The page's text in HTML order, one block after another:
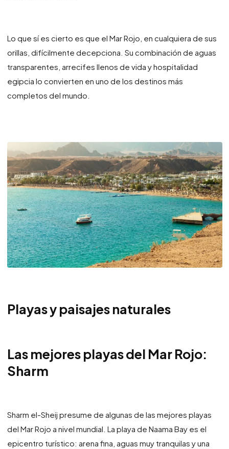
Lo que sí es cierto es que el Mar Rojo, en cualquiera de sus
orillas, difícilmente decepciona. Su combinación de aguas
transparentes, arrecifes llenos de vida y hospitalidad
egipcia lo convierten en uno de los destinos más
completos del mundo.
Playas y paisajes naturales
Las mejores playas del Mar Rojo:
Sharm
Sharm el-Sheij presume de algunas de las mejores playas
del Mar Rojo a nivel mundial. La playa de Naama Bay es el
epicentro turístico: arena fina, aguas muy tranquilas y una